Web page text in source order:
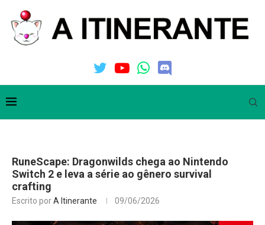
RuneScape: Dragonwilds chega ao Nintendo
Switch 2 e leva a série ao gênero survival
crafting
Escrito porA Itinerante 09/06/2026